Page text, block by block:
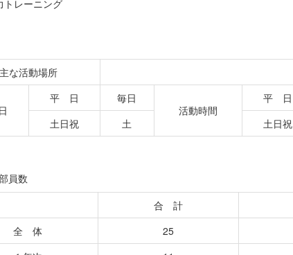
トレーニング
主な活動場所
平 日
毎日
活動時間
平 日
土日祝
土 土日祝
員数
合 計
全 体
25